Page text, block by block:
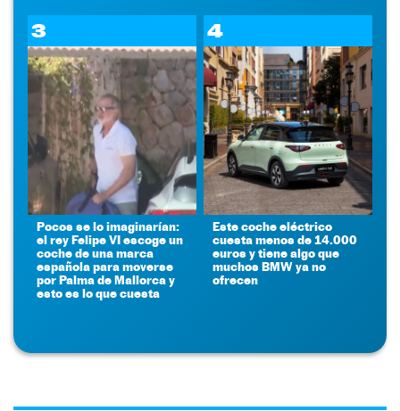
3
Pocos se lo imaginarían:
el rey Felipe VI escoge un
coche de una marca
española para moverse
por Palma de Mallorca y
esto es lo que cuesta
4
Este coche eléctrico
cuesta menos de 14.000
euros y tiene algo que
muchos BMW ya no
ofrecen